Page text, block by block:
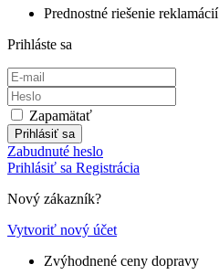
Prednostné riešenie reklamácií
Prihláste sa
Zapamätať
Prihlásiť sa
Zabudnuté heslo
Prihlásiť sa Registrácia
Nový zákazník?
Vytvoriť nový účet
Zvýhodnené ceny dopravy